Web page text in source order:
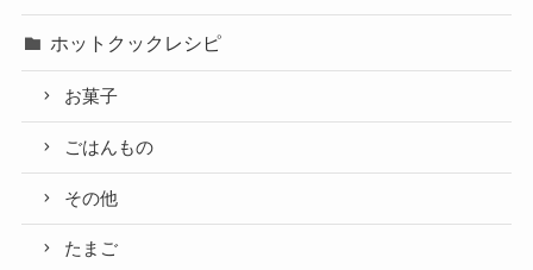
ホットクックレシピ
お菓子
ごはんもの
その他
たまご